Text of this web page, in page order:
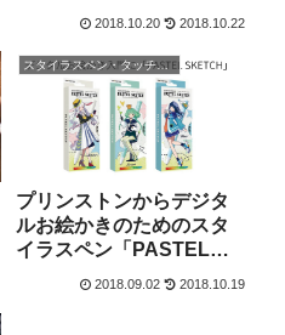
ルレス新型iPad Proは来
2018.10.20 2018.10.22
スタイラスペン・タッチペン
プリンストンからデジタ
ルお絵かきのためのスタ
イラスペン「PASTEL
SKETCH」リリース。か
2018.09.02 2018.10.19